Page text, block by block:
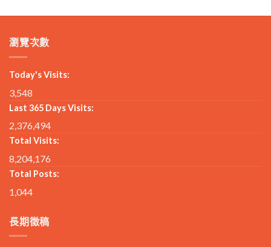
瀏覽次數
Today's Visits:
3,548
Last 365 Days Visits:
2,376,494
Total Visits:
8,204,176
Total Posts:
1,044
長期徵稿